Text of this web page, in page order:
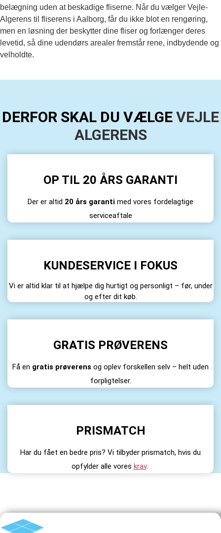
belægning uden at beskadige fliserne. Når du vælger Vejle-
Algerens til fliserens i Aalborg, får du ikke blot en rengøring,
men en løsning der beskytter dine fliser og forlænger deres
levetid, så dine udendørs arealer fremstår rene, indbydende og
velholdte.
DERFOR SKAL DU VÆLGE VEJLE
ALGERENS
OP TIL 20 ÅRS GARANTI
Der er altid 20 års garanti med vores fordelagtige
serviceaftale
KUNDESERVICE I FOKUS
Vi er altid klar til at hjælpe dig hurtigt og personligt – før, under
og efter dit køb.
GRATIS PRØVERENS
Få en gratis prøverens og oplev forskellen selv – helt uden
forpligtelser.
PRISMATCH
Har du fået en bedre pris? Vi tilbyder prismatch, hvis du
opfylder alle vores krav.